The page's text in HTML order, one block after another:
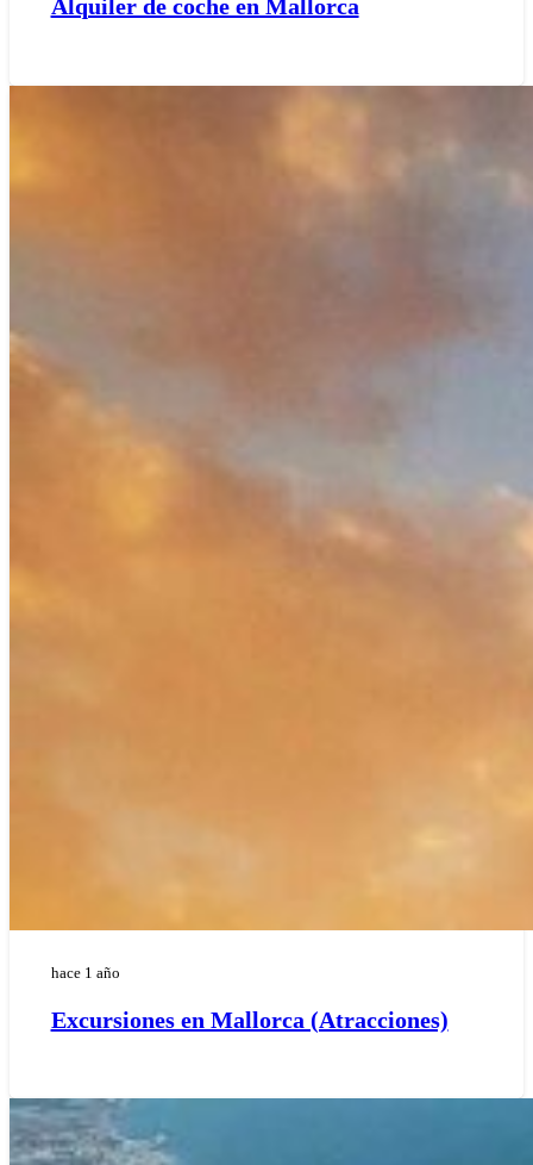
Alquiler de coche en Mallorca
hace 1 año
Excursiones en Mallorca (Atracciones)